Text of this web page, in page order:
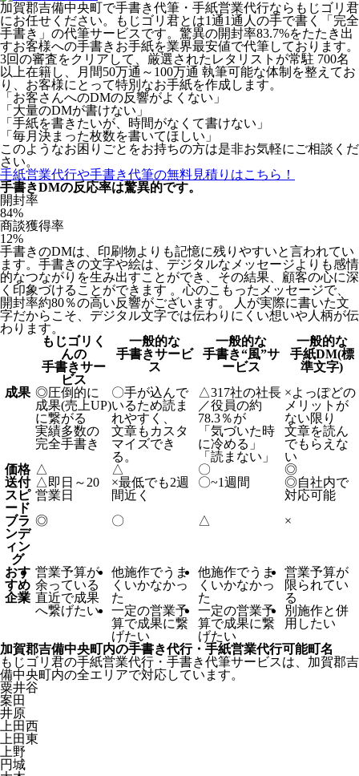
加賀郡吉備中央町で手書き代筆・手紙営業代行ならもじゴリ君
にお任せください。もじゴリ君とは1通1通人の手で書く「完全
手書き」の代筆サービスです。驚異の開封率83.7%をたたき出
すお客様への手書きお手紙を業界最安値で代筆しております。
3回の審査をクリアして、厳選されたレタリストが常駐 700名
以上在籍し、月間50万通～100万通 執筆可能な体制を整えてお
り、お客様にとって特別なお手紙を作成します。
「お客さんへのDMの反響がよくない」
「大量のDMが書けない」
「手紙を書きたいが、時間がなくて書けない」
「毎月決まった枚数を書いてほしい」
このようなお困りごとをお持ちの方は是非お気軽にご相談くだ
さい。
手紙営業代行や手書き代筆の無料見積りはこちら！
手書きDMの反応率は驚異的です。
開封率
84%
商談獲得率
12%
手書きのDMは、印刷物よりも記憶に残りやすいと言われてい
ます。手書きの文字や絵は、デジタルなメッセージよりも感情
的なつながりを生み出すことができ、その結果、顧客の心に深
く印象づけることができます 。心のこもったメッセージで、
開封率約80％の高い反響がございます。 人が実際に書いた文
字だからこそ、デジタル文字では伝わりにくい想いや人柄が伝
わります。
もじゴリく
んの
手書きサー
ビス
一般的な
手書きサービ
ス
一般的な
手書き“風”サ
ービス
一般的な
手紙DM(標
準文字)
成果 ◎圧倒的に
成果(売上UP)
に繋がる
実績多数の
完全手書き
〇手が込んで
いるため読ま
れやすく、
文章もカスタ
マイズでき
る。
△317社の社長
／役員の約
78.3％が
「気づいた時
に冷める」
「読まない」
×よっぽどの
メリットが
ない限り
文章を読ん
でもらえな
い
価格 △ △ 〇
◎
送付
スピ
ード
△ 即日～20
営業日
×最低でも2週
間近く
〇~1週間 ◎自社内で
対応可能
ブラ
ンデ
ィン
グ
◎ 〇 △ ×
おす
すめ
企業
営業予算が
余っている
直近で成果
へ繋げたい
他施作でうま
くいかなかっ
た
一定の営業予
算で成果に繋
げたい
他施作でうま
くいかなかっ
た
一定の営業予
算で成果に繋
げたい
営業予算が
限られてい
る
別施作と併
用したい
加賀郡吉備中央町内の手書き代行・手紙営業代行可能町名
もじゴリ君の手紙営業代行・手書き代筆サービスは、加賀郡吉
備中央町内の全エリアで対応しています。
粟井谷
案田
井原
上田西
上田東
上野
円城